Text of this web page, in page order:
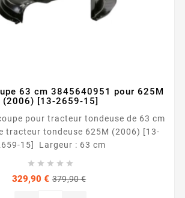
63 cm 3845640951 pour 625M
(2006) [13-2659-15]
pour tracteur tondeuse de 63 cm
tracteur tondeuse 625M (2006) [13-
15] Largeur : 63 cm
    
329,90 € 379,90 €